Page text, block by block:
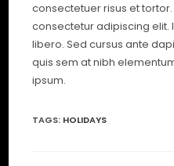
consectetuer risus et
consectetur adipiscing elit.
libero. Sed cursus ante
quis sem at nibh
ipsum.
TAGS: HOLIDAYS